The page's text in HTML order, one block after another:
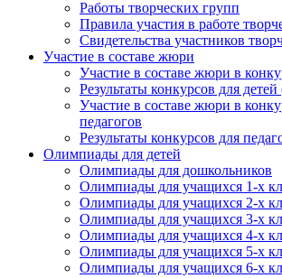
Работы творческих групп
Правила участия в работе
Свидетельства участников
Участие в составе жюри
Участие в составе жюри в
Результаты конкурсов для
Участие в составе жюри в
педагогов
Результаты конкурсов для
Олимпиады для детей
Олимпиады для дошкольников
Олимпиады для учащихся 1-х
Олимпиады для учащихся 2-х
Олимпиады для учащихся 3-х
Олимпиады для учащихся 4-х
Олимпиады для учащихся 5-х
Олимпиады для учащихся 6-х